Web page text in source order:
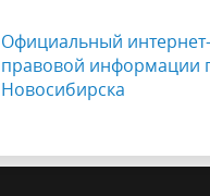
Официальный
правовой информации
Новосибирска